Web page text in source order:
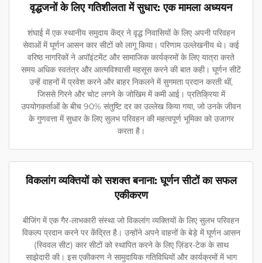
वृद्धजनों के लिए गतिशीलता में सुधार: एक मामला अध्ययन
शंघाई में एक स्थानीय समुदाय केंद्र ने वृद्ध निवासियों के लिए अपनी परिवहन
सेवाओं में घूर्णन आसन कार सीटों को लागू किया। परिणाम उल्लेखनीय थे। कई
वरिष्ठ नागरिकों ने अपॉइंटमेंट और सामाजिक कार्यक्रमों के लिए यात्रा करते
समय अधिक स्वतंत्र और आत्मविश्वासी महसूस करने की बात कही। घूर्णन सीटें
उन्हें वाहनों में प्रवेश करने और बाहर निकलने में सुगमता प्रदान करती थीं,
जिससे गिरने और चोट लगने के जोखिम में कमी आई। प्रतिक्रिया में
उपयोगकर्ताओं के बीच 90% संतुष्टि दर का उल्लेख किया गया, जो उनके जीवन
के गुणवत्ता में सुधार के लिए सुलभ परिवहन की महत्वपूर्ण भूमिका को उजागर
करता है।
विकलांग व्यक्तियों को सशक्त बनाना: घूर्णन सीटों का सफल
एकीकरण
बीजिंग में एक गैर-लाभकारी संस्था जो विकलांग व्यक्तियों के लिए सुलभ परिवहन
विकल्प प्रदान करने पर केंद्रित है। उन्होंने अपने वाहनों के बेड़े में घूर्णन आसन
(स्विवल सीट) कार सीटों को स्थापित करने के लिए ज़िंडर-टेक के साथ
साझेदारी की। इस एकीकरण ने सामुदायिक गतिविधियों और कार्यक्रमों में भाग